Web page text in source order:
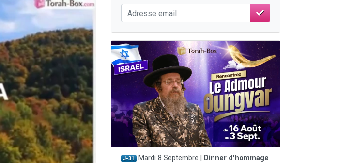
J-31 Mardi 8 Septembre |
Dinner d'hommage